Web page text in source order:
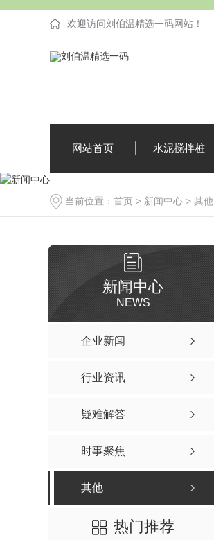
欢迎访问刘伯温精选一码网站！
网站首页 水泥搅拌桩
四川水泥搅拌桩
四川水泥搅拌桩价格
当前位置： 首页 > 新闻中心 > 其他
新闻中心
NEWS
企业新闻
行业资讯
疑难解答
时事聚焦
其他
热门推荐